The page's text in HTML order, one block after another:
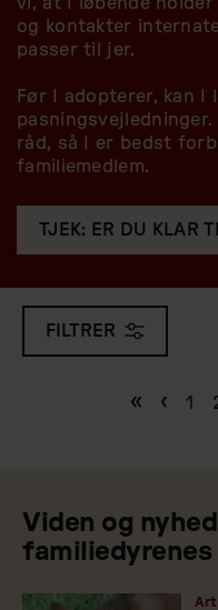
og kontakter
passer til jer.
Før I adopterer, kan I
råd, så I er bedst
familiemedlem.
TJEK: ER DU KLAR
FILTRER
Første side
« Forrige side
‹ 1
Viden og
familiedyrenes